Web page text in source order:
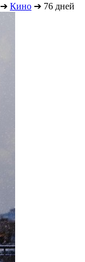
➔ Кино ➔ 76 дней